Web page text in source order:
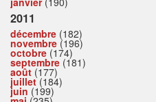
2011
décembre (182)
novembre (196)
octobre (174)
septembre (181)
août (177)
juillet(184)
juin (199)